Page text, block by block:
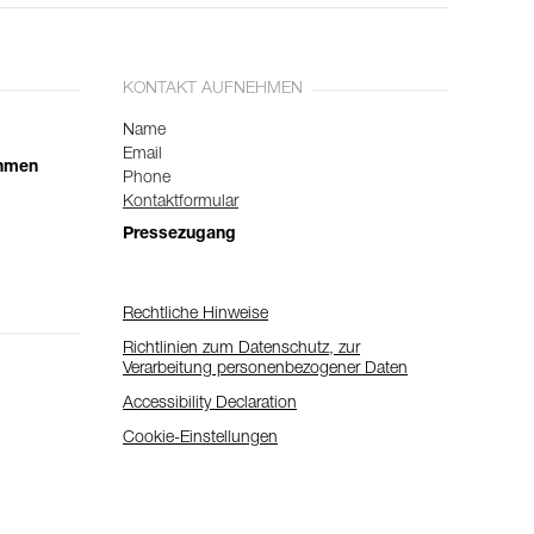
KONTAKT AUFNEHMEN
Name
Email
Phone
Kontaktformular
Pressezugang
Rechtliche Hinweise
Richtlinien zum Datenschutz, zur
Verarbeitung personenbezogener Daten
Accessibility Declaration
Cookie-Einstellungen